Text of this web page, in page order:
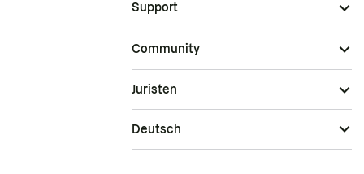
Support
Community
Juristen
Deutsch